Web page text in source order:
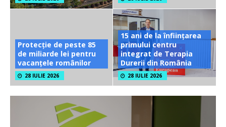
Protecție de peste 85
de miliarde lei pentru
vacanțele românilor
28 IULIE 2026
15 ani de la înființarea
primului centru
integrat de Terapia
Durerii din România
28 IULIE 2026